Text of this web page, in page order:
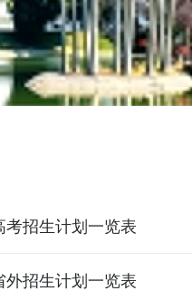
考招生计划一览表
外招生计划一览表